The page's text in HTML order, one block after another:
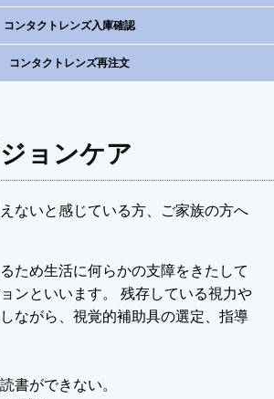
コンタクトレンズ入庫確認
コンタクトレンズ再注文
ョンケア
ないと感じている方、ご家族の方へ
ため生活に何らかの支障をきたして
ンといいます。 残存している視力や
ながら、視覚的補助具の選定、指導
書ができない。